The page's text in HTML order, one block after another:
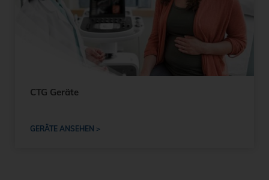
CTG Geräte
GERÄTE ANSEHEN >